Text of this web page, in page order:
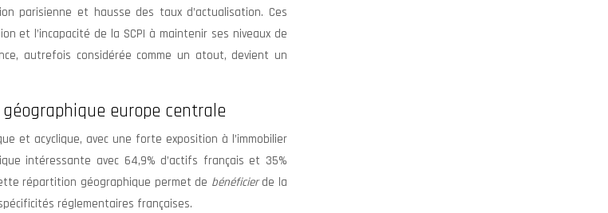
parisienne et hausse des taux d’actualisation. Ces
et l’incapacité de la SCPI à maintenir ses niveaux de
autrefois considérée comme un atout, devient un
europe centrale
et acyclique, avec une forte exposition à l’immobilier
intéressante avec 64,9% d’actifs français et 35%
répartition géographique permet de bénéficierde la
réglementaires françaises.